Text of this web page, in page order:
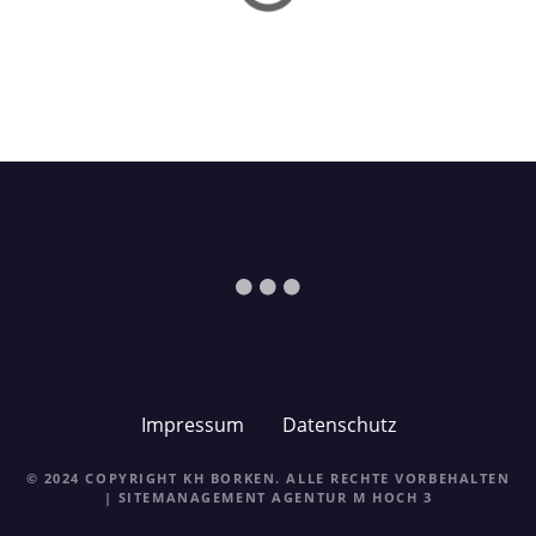
Impressum Datenschutz
© 2024 COPYRIGHT KH BORKEN. ALLE RECHTE VORBEHALTEN
| SITEMANAGEMENTAGENTUR M HOCH 3